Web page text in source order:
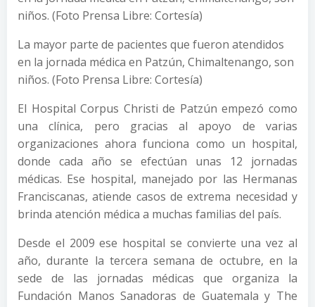
La mayor parte de pacientes que fueron atendidos
en la jornada médica en Patzún, Chimaltenango, son
niños. (Foto Prensa Libre: Cortesía)
El Hospital Corpus Christi de Patzún empezó como
una clínica, pero gracias al apoyo de varias
organizaciones ahora funciona como un hospital,
donde cada año se efectúan unas 12 jornadas
médicas. Ese hospital, manejado por las Hermanas
Franciscanas, atiende casos de extrema necesidad y
brinda atención médica a muchas familias del país.
Desde el 2009 ese hospital se convierte una vez al
año, durante la tercera semana de octubre, en la
sede de las jornadas médicas que organiza la
Fundación Manos Sanadoras de Guatemala y The